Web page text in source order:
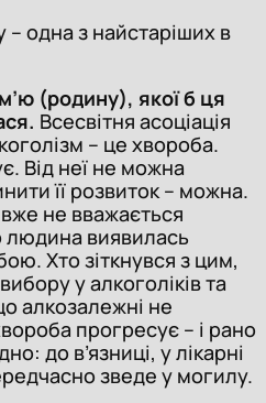
одна з найстаріших в
(родину), якої б ця
Всесвітня асоціація
– це хвороба.
Від неї не можна
її розвиток – можна.
вже не вважається
людина виявилась
Хто зіткнувся з цим,
у алкоголіків та
алкозалежні не
прогресує – і рано
до в’язниці, у лікарні
зведе у могилу.